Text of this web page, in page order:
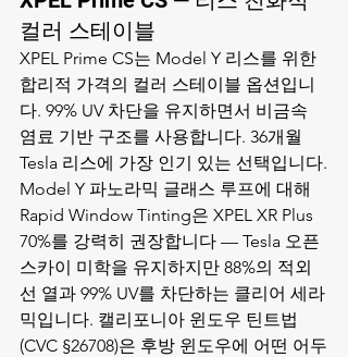
컬러 스테이블
XPEL Prime CS는 Model Y 리스를 위한
합리적 가격의 컬러 스테이블 옵션입니
다. 99% UV 차단을 유지하면서 비금속
염료 기반 구조를 사용합니다. 36개월
Tesla 리스에 가장 인기 있는 선택입니다.
Model Y 파노라믹 글래스 루프에 대해
Rapid Window Tinting은 XPEL XR Plus
70%를 강력히 권장합니다 — Tesla 오픈
스카이 미학을 유지하지만 88%의 적외
선 열과 99% UV를 차단하는 클리어 세라
믹입니다. 캘리포니아 윈도우 틴트법
(CVC §26708)은 후방 윈도우에 어떤 어두